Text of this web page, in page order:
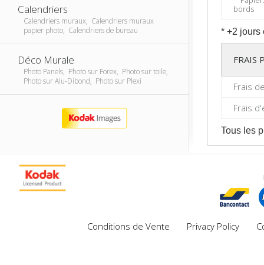
Calendriers
Calendriers muraux, Calendriers muraux
papier photo, Calendriers de bureau
Déco Murale
Photo Panels, Photo sur Forex, Photo sur toile,
Photo sur Alu-Dibond, Photo sur Plexi
bords
* +2 jours
FRAIS
Frais
Frais
Tous les
Conditions de Vente Privacy Policy